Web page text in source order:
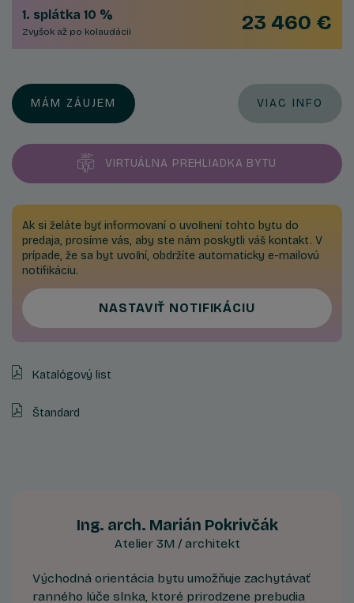
1. splátka 10 %
Zvyšok až po kolaudácii 23 460 €
MÁM ZÁUJEM VIAC INFO
VIRTUÁLNA PREHLIADKA BYTU
Ak si želáte byť informovaní o uvoľnení tohto bytu do
predaja, prosíme vás, aby ste nám poskytli váš kontakt. V
prípade, že sa byt uvoľní, obdržíte automaticky e-mailovú
notifikáciu.
NASTAVIŤ NOTIFIKÁCIU
Katalógový list
Štandard
Ing. arch. Marián Pokrivčák
Atelier 3M / architekt
Východná orientácia bytu umožňuje zachytávať
ranného lúče slnka, ktoré prirodzene prebudia